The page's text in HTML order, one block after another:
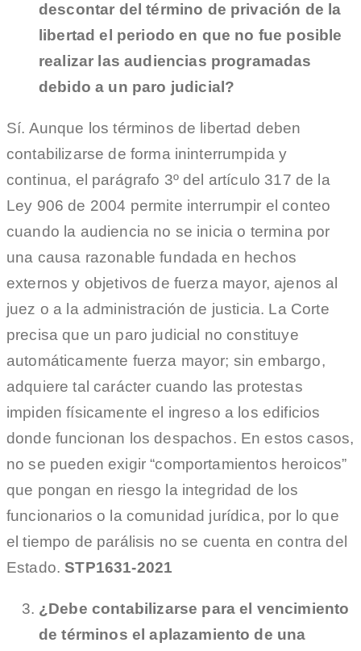
descontar del término de privación de la
libertad el periodo en que no fue posible
realizar las audiencias programadas
debido a un paro judicial?
Sí. Aunque los términos de libertad deben
contabilizarse de forma ininterrumpida y
continua, el parágrafo 3º del artículo 317 de la
Ley 906 de 2004 permite interrumpir el conteo
cuando la audiencia no se inicia o termina por
una causa razonable fundada en hechos
externos y objetivos de fuerza mayor, ajenos al
juez o a la administración de justicia. La Corte
precisa que un paro judicial no constituye
automáticamente fuerza mayor; sin embargo,
adquiere tal carácter cuando las protestas
impiden físicamente el ingreso a los edificios
donde funcionan los despachos. En estos casos,
no se pueden exigir “comportamientos heroicos”
que pongan en riesgo la integridad de los
funcionarios o la comunidad jurídica, por lo que
el tiempo de parálisis no se cuenta en contra del
Estado.STP1631-2021
¿Debe contabilizarse para el vencimiento
de términos el aplazamiento de una